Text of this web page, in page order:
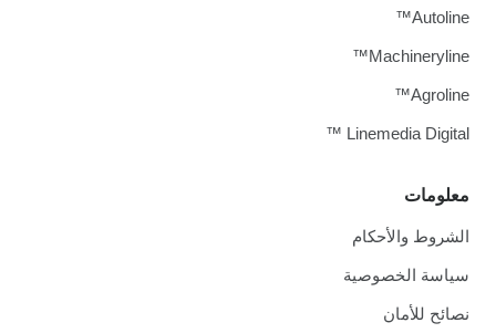
معلومات
الشروط والأحكام
سياسة الخصوصية
نصائح للأمان
Autoline™
Machineryline™
Agroline™
Linemedia Digital ™